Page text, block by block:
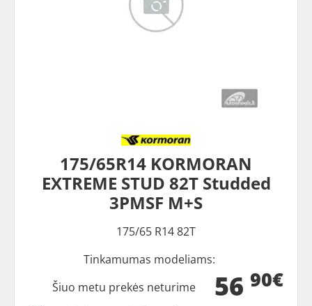
175/65R14 KORMORAN
EXTREME STUD 82T Studded
3PMSF M+S
175/65 R14 82T
Tinkamumas modeliams:
56 90€
Šiuo metu prekės neturime